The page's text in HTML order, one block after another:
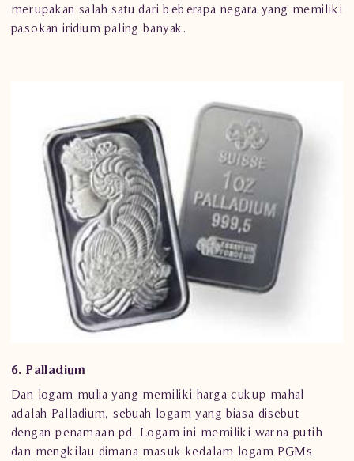
merupakan salah satu dari beberapa negara yang memiliki
pasokan iridium paling banyak.
6. Palladium
Dan logam mulia yang memiliki harga cukup mahal
adalah Palladium, sebuah logam yang biasa disebut
dengan penamaan pd. Logam ini memiliki warna putih
dan mengkilau dimana masuk kedalam logam PGMs